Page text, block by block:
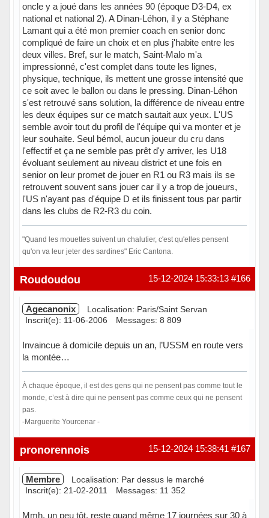
oncle y a joué dans les années 90 (époque D3-D4, ex
national et national 2). A Dinan-Léhon, il y a Stéphane
Lamant qui a été mon premier coach en senior donc
compliqué de faire un choix et en plus j'habite entre les
deux villes. Bref, sur le match, Saint-Malo m'a
impressionné, c'est complet dans toute les lignes,
physique, technique, ils mettent une grosse intensité que
ce soit avec le ballon ou dans le pressing. Dinan-Léhon
s'est retrouvé sans solution, la différence de niveau entre
les deux équipes sur ce match sautait aux yeux. L'US
semble avoir tout du profil de l'équipe qui va monter et je
leur souhaite. Seul bémol, aucun joueur du cru dans
l'effectif et ça ne semble pas prêt d'y arriver, les U18
évoluant seulement au niveau district et une fois en
senior on leur promet de jouer en R1 ou R3 mais ils se
retrouvent souvent sans jouer car il y a trop de joueurs,
l'US n'ayant pas d'équipe D et ils finissent tous par partir
dans les clubs de R2-R3 du coin.
"Quand les mouettes suivent un chalutier, c'est qu'elles pensent
qu'on va leur jeter des sardines" Eric Cantona.
Hors ligne #166
15-12-2024 15:33:13
Roudoudou
Agecanonix
Localisation: Paris/Saint Servan
Inscrit(e): 11-06-2006
Messages: 8 809
Invaincue à domicile depuis un an, l’USSM en route vers
la montée…
À chaque époque, il est des gens qui ne pensent pas comme tout le
monde, c’est à dire qui ne pensent pas comme ceux qui ne pensent
pas.
-Marguerite Yourcenar -
En ligne #167
15-12-2024 15:38:41
pronorennois
Membre
Localisation: Par dessus le marché
Inscrit(e): 21-02-2011
Messages: 11 352
Mmh, un peu tôt, reste quand même 17 journées sur 30 à